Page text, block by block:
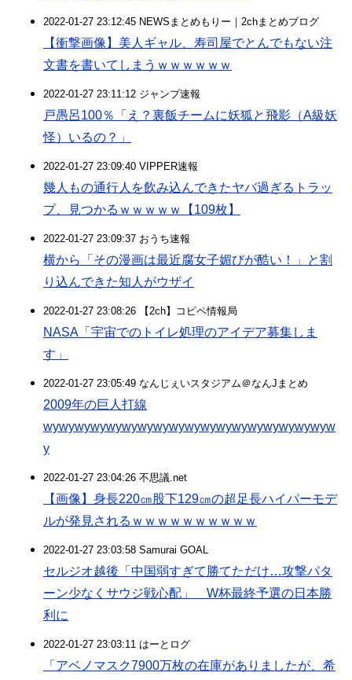
2022-01-27 23:12:45 NEWSまとめもりー｜2chまとめブログ
【衝撃画像】美人ギャル、寿司屋でとんでもない注
文書を書いてしまうｗｗｗｗｗｗ
2022-01-27 23:11:12 ジャンプ速報
戸愚呂100％「え？裏飯チームに妖狐と飛影（A級妖
怪）いるの？」
2022-01-27 23:09:40 VIPPER速報
幾人もの通行人を飲み込んできたヤバ過ぎるトラッ
プ、見つかるｗｗｗｗｗ【109枚】
2022-01-27 23:09:37 おうち速報
横から「その漫画は最近腐女子媚びが酷い！」と割
り込んできた知人がウザイ
2022-01-27 23:08:26 【2ch】コピペ情報局
NASA「宇宙でのトイレ処理のアイデア募集しま
す」
2022-01-27 23:05:49 なんじぇいスタジアム＠なんJまとめ
2009年の巨人打線
wywywywywywywywywywywywywywywywywywyw
y
2022-01-27 23:04:26 不思議.net
【画像】身長220㎝股下129㎝の超足長ハイパーモデ
ルが発見されるｗｗｗｗｗｗｗｗｗｗ
2022-01-27 23:03:58 Samurai GOAL
セルジオ越後「中国弱すぎて勝てただけ…攻撃パタ
ーン少なくサウジ戦心配」 W杯最終予選の日本勝
利に
2022-01-27 23:03:11 はーとログ
「アベノマスク7900万枚の在庫がありましたが、希